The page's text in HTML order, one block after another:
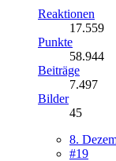
Reaktionen
17.559
Punkte
58.944
Beiträge
7.497
Bilder
45
8.
#19